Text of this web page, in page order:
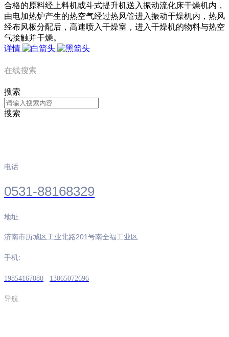
合格的原料经上料机或斗式提升机送入振动流化床干燥机内，
由电加热炉产生的热空气经过热风管进入振动干燥机内，热风
经布风板分配后，高速喷入干燥室，进入干燥机的物料与热空
气接触并干燥。
详情
在线搜索
搜索
搜索
电话:
0531-88168329
地址:
济南市历城区工业北路201号南全福工业区
手机:
19854167080 13065072696
导航